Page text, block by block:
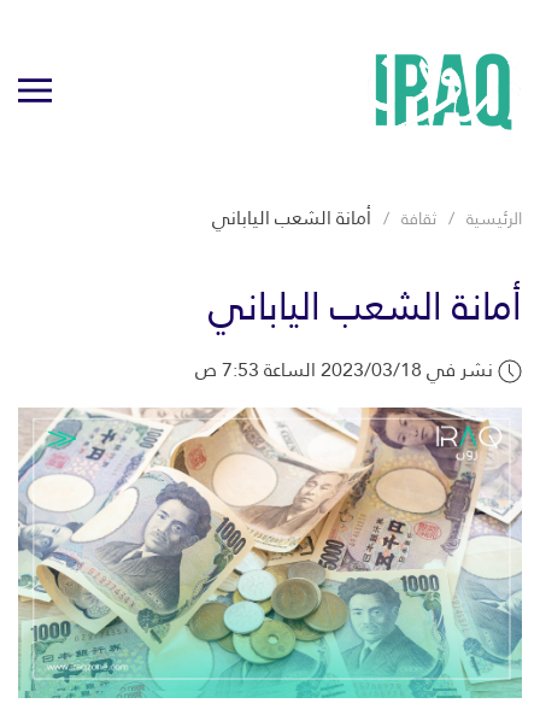
الرئيسية ثقافة أمانة الشعب الياباني
أمانة الشعب الياباني
نشر في 2023/03/18 الساعة 7:53 ص